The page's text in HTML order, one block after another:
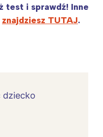
test i sprawdź! Inne
znajdziesz TUTAJ.